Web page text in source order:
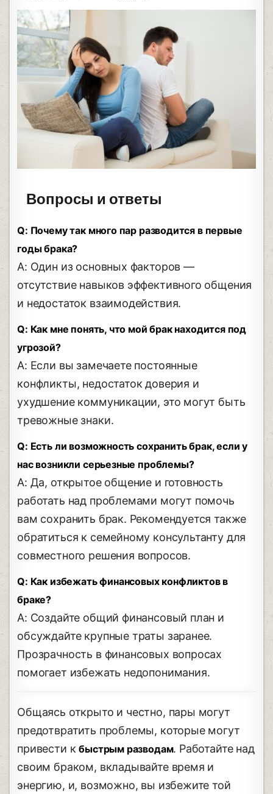
Вопросы и ответы
Q: Почему так много пар разводится в первые
годы брака?
A: Один из основных факторов —
отсутствие навыков эффективного общения
и недостаток взаимодействия.
Q: Как мне понять, что мой брак находится под
угрозой?
A: Если вы замечаете постоянные
конфликты, недостаток доверия и
ухудшение коммуникации, это могут быть
тревожные знаки.
Q: Есть ли возможность сохранить брак, если у
нас возникли серьезные проблемы?
A: Да, открытое общение и готовность
работать над проблемами могут помочь
вам сохранить брак. Рекомендуется также
обратиться к семейному консультанту для
совместного решения вопросов.
Q: Как избежать финансовых конфликтов в
браке?
A: Создайте общий финансовый план и
обсуждайте крупные траты заранее.
Прозрачность в финансовых вопросах
помогает избежать недопонимания.
Общаясь открыто и честно, пары могут
предотвратить проблемы, которые могут
привести кбыстрым разводам. Работайте над
своим браком, вкладывайте время и
энергию, и, возможно, вы избежите той